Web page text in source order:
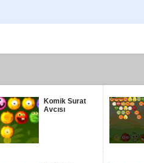
Komik Surat
Avcısı